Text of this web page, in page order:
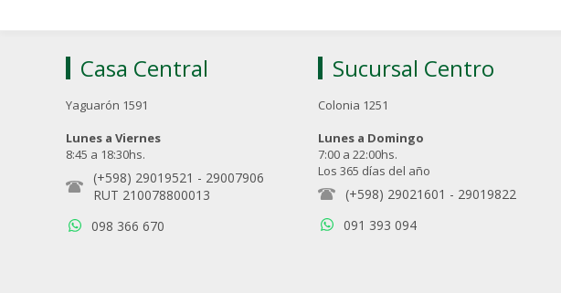
Casa Central
Yaguarón 1591
Lunes a Viernes
8:45 a 18:30hs.
(+598) 29019521 - 29007906
RUT 210078800013
098 366 670
Sucursal Centro
Colonia 1251
Lunes a Domingo
7:00 a 22:00hs.
Los 365 días del año
(+598) 29021601 - 29019822
091 393 094